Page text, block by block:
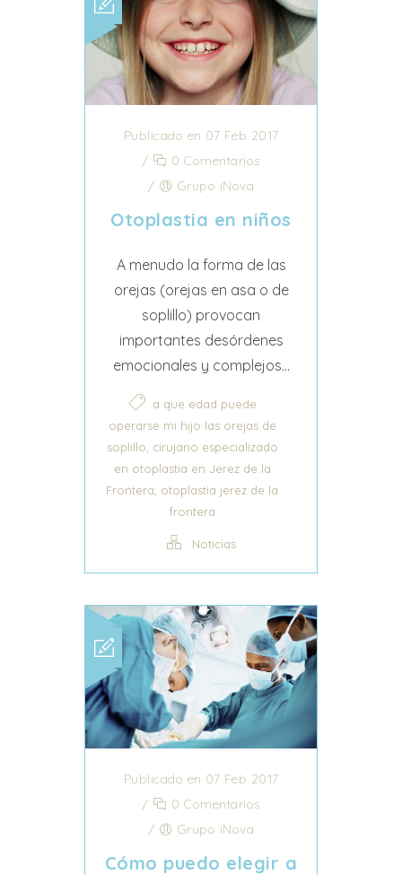
Publicado en 07 Feb 2017
/
0 Comentarios
/
Grupo iNova
Otoplastia en niños
A menudo la forma de las
orejas (orejas en asa o de
soplillo) provocan
importantes desórdenes
emocionales y complejos...
a que edad puede
operarse mi hijo las orejas de
soplillo, cirujano especializado
en otoplastia en Jerez de la
Frontera, otoplastia jerez de la
frontera
Noticias
Publicado en 07 Feb 2017
/
0 Comentarios
/
Grupo iNova
Cómo puedo elegir a